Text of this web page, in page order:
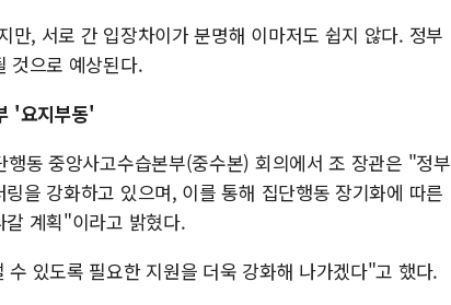
만, 서로 간 입장차이가 분명해 이마저도 쉽지 않다. 정부
것으로 예상된다.
'요지부동'
동 중앙사고수습본부(중수본) 회의에서 조 장관은 "정부
을 강화하고 있으며, 이를 통해 집단행동 장기화에 따른
계획"이라고 밝혔다.
있도록 필요한 지원을 더욱 강화해 나가겠다"고 했다.